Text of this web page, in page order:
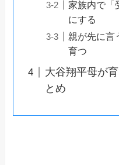
家族内で「
にする
親が先に言
育つ
大谷翔平母が
とめ